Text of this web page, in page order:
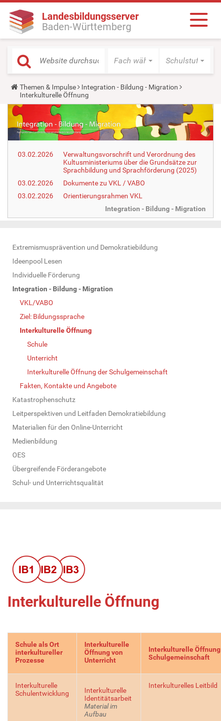
Landesbildungsserver
Baden-Württemberg
Fach wählen Schulstufe
Y
o
u
a
e
h
e
e
Themen & Impulse
Integration - Bildung - Migration
Interkulturelle Öffnung
03.02.2026
Verwaltungsvorschrift und Verordnung des
Kultusministeriums über die Grundsätze zur
Sprachbildung und Sprachförderung (2025)
03.02.2026
Dokumente zu VKL / VABO
03.02.2026
Orientierungsrahmen VKL
Integration - Bildung - Migration
N
a
v
i
Extremismusprävention und Demokratiebildung
Ideenpool Lesen
Individuelle Förderung
Integration - Bildung - Migration
VKL/VABO
Ziel: Bildungssprache
Interkulturelle Öffnung
Schule
Unterricht
Interkulturelle Öffnung der Schulgemeinschaft
Fakten, Kontakte und Angebote
Katastrophenschutz
Leitperspektiven und Leitfaden Demokratiebildung
Materialien für den Online-Unterricht
Medienbildung
OES
Übergreifende Förderangebote
Schul- und Unterrichtsqualität
Interkulturelle Öffnung
Schule als Ort
interkultureller
Prozesse
Interkulturelle
Öffnung von
Unterricht
Interkulturelle
Schulgemeinschaft
Interkulturelle
Schulentwicklung
Interkulturelle
Identitätsarbeit
Material im
Aufbau
Interkulturelles Leitbild